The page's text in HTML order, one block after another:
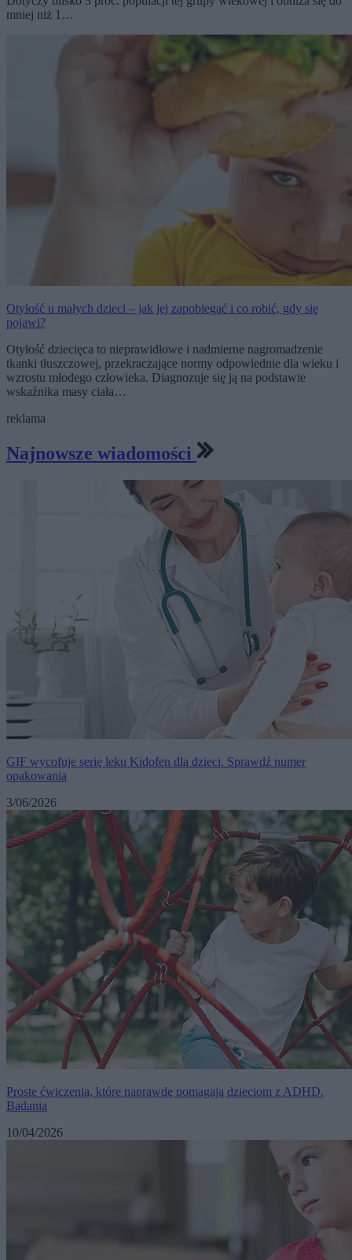
mniej niż 1…
Otyłość u małych dzieci – jak jej zapobiegać i co robić, gdy się
pojawi?
Otyłość dziecięca to nieprawidłowe i nadmierne nagromadzenie
tkanki tłuszczowej, przekraczające normy odpowiednie dla wieku i
wzrostu młodego człowieka. Diagnozuje się ją na podstawie
wskaźnika masy ciała…
reklama
Najnowsze wiadomości
GIF wycofuje serię leku Kidofen dla dzieci. Sprawdź numer
opakowania
3/06/2026
Proste ćwiczenia, które naprawdę pomagają dzieciom z ADHD.
Badania
10/04/2026